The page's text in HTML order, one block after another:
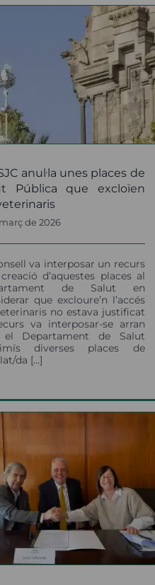
anul·la unes places de
Pública que excloïen
de 2026
va interposar un recurs
d’aquestes places al
de Salut en
que excloure’n l’accés
no estava justificat
va interposar-se arran
el Departament de Salut
diverses places de
da [...]
María Neira, nova
acadèmica d’honor de
de Ciències
Veterinàries de
Catalunya
Cada cop més gats i
gossos a les llars
catalanes
notícies